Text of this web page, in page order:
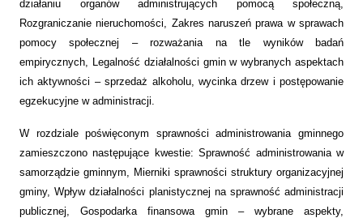
działaniu organów administrujących pomocą społeczną,
Rozgraniczanie nieruchomości, Zakres naruszeń prawa w sprawach
pomocy społecznej – rozważania na tle wyników badań
empirycznych, Legalność działalności gmin w wybranych aspektach
ich aktywności – sprzedaż alkoholu, wycinka drzew i postępowanie
egzekucyjne w administracji.
W rozdziale poświęconym sprawności administrowania gminnego
zamieszczono następujące kwestie: Sprawność administrowania w
samorządzie gminnym, Mierniki sprawności struktury organizacyjnej
gminy, Wpływ działalności planistycznej na sprawność administracji
publicznej, Gospodarka finansowa gmin – wybrane aspekty,